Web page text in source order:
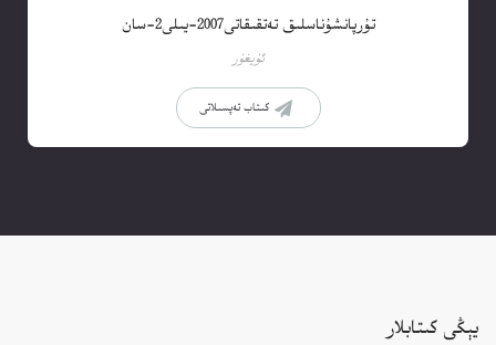
تۇرپانشۇناسلىق تەتقىقاتى2007-يىلى2-سان
ئۇيغۇر
كىتاب تەپسىلاتى
يېڭى كىتابلار